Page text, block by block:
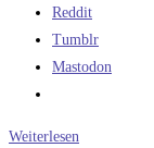
Reddit
Tumblr
Mastodon
Weiterlesen